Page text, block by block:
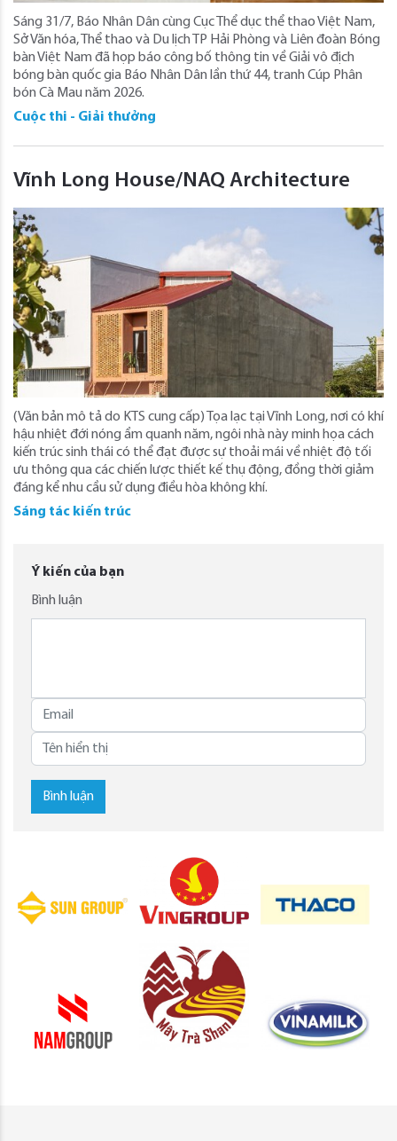
Sáng 31/7, Báo Nhân Dân cùng Cục Thể dục thể thao Việt Nam,
Sở Văn hóa, Thể thao và Du lịch TP Hải Phòng và Liên đoàn Bóng
bàn Việt Nam đã họp báo công bố thông tin về Giải vô địch
bóng bàn quốc gia Báo Nhân Dân lần thứ 44, tranh Cúp Phân
bón Cà Mau năm 2026.
Cuộc thi - Giải thưởng
Vĩnh Long House/NAQ Architecture
(Văn bản mô tả do KTS cung cấp) Tọa lạc tại Vĩnh Long, nơi có khí
hậu nhiệt đới nóng ẩm quanh năm, ngôi nhà này minh họa cách
kiến ​​trúc sinh thái có thể đạt được sự thoải mái về nhiệt độ tối
ưu thông qua các chiến lược thiết kế thụ động, đồng thời giảm
đáng kể nhu cầu sử dụng điều hòa không khí.
Sáng tác kiến trúc
Ý kiến của bạn
Bình luận
Bình luận